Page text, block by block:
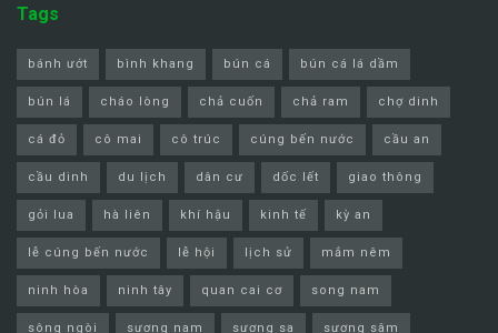
Tags
bánh ướt bình khang bún cá bún cá lá dầm
bún lá cháo lòng chả cuốn chả ram chợ dinh
cá đỏ cô mai cô trúc cúng bến nước cầu an
cầu dinh du lịch dân cư dốc lết giao thông
gỏi lua hà liên khí hậu kinh tế kỳ an
lễ cúng bến nước lễ hội lịch sử mắm nêm
ninh hòa ninh tây quan cai cơ song nam
sông ngòi sương nam sương sa sương sâm